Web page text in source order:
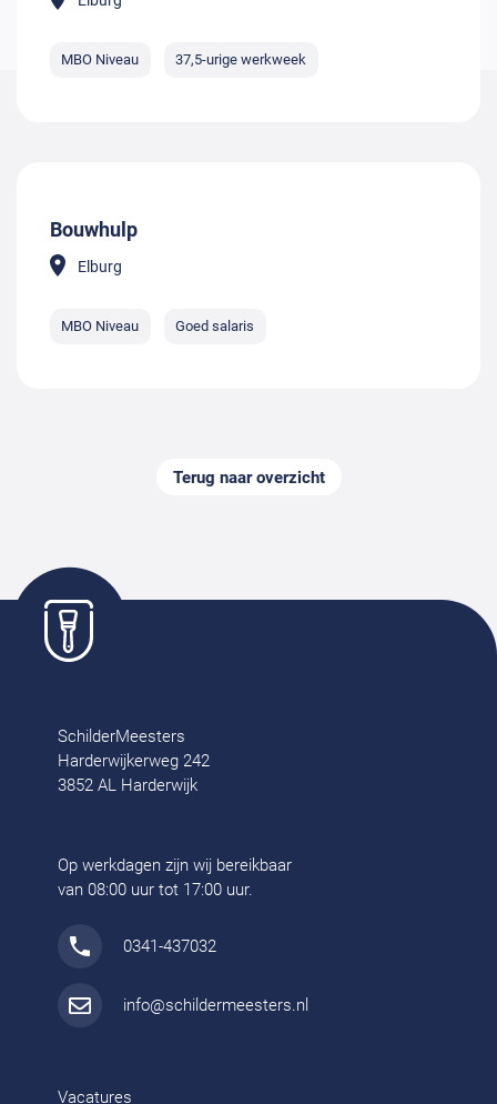
MBO Niveau 37,5-urige werkweek
Bouwhulp
Elburg
MBO Niveau Goed salaris
Terug naar overzicht
SchilderMeesters
Harderwijkerweg 242
3852 AL Harderwijk
Op werkdagen zijn wij bereikbaar
van 08:00 uur tot 17:00 uur.
0341-437032
info@schildermeesters.nl
Vacatures